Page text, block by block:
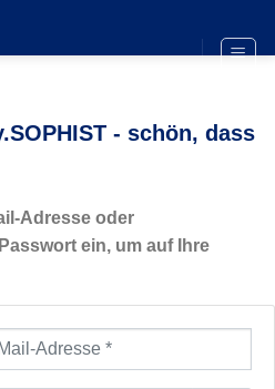
- schön, dass
Adresse oder
ein, um auf Ihre